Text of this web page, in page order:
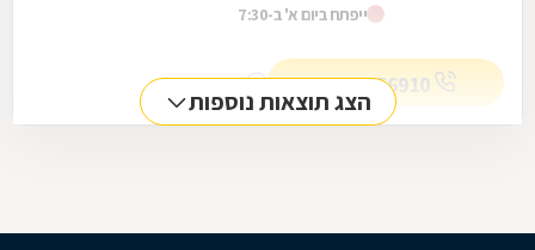
ייפתח ביום א' ב-7:30
מספר מקשר
הצג תוצאות נוספות